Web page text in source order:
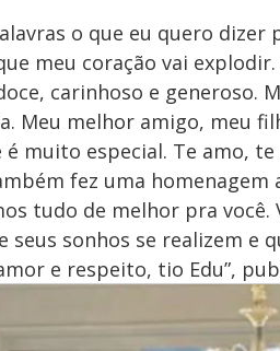
o que eu quero
meu coração vai
carinhoso e generoso.
Meu melhor amigo, meu
é muito especial. Te amo,
fez uma homenagem
tudo de melhor pra
seus sonhos se realizem e
e respeito, tio Edu”,